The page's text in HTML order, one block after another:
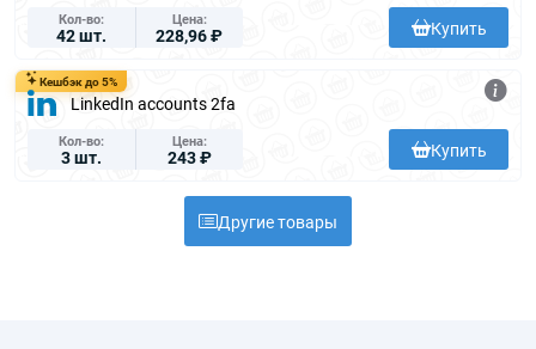
Кол-во
42 шт.
Цена
228,96 ₽ Купить
Кешбэк до 5%
LinkedIn accounts 2fa
Кол-во
3 шт.
Цена
243 ₽ Купить
Другие товары